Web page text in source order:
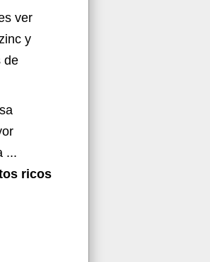
ver
y
de
...
ricos